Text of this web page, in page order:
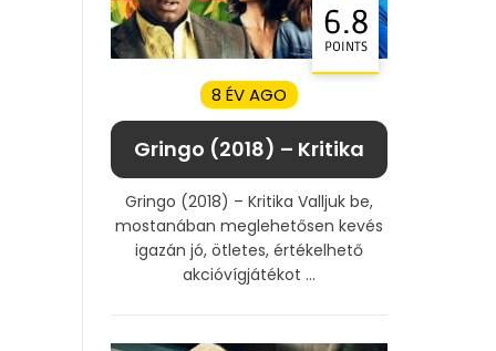
6.8
POINTS
8 ÉV AGO
Gringo (2018) – Kritika
Gringo (2018) – Kritika Valljuk be,
mostanában meglehetősen kevés
igazán jó, ötletes, értékelhető
akcióvígjátékot ...